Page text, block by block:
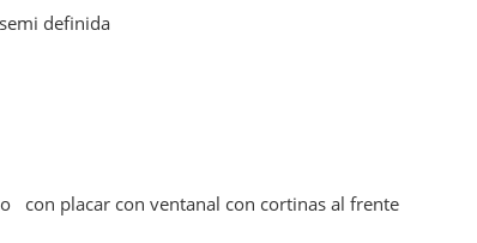
definida
con placar con ventanal con cortinas al frente